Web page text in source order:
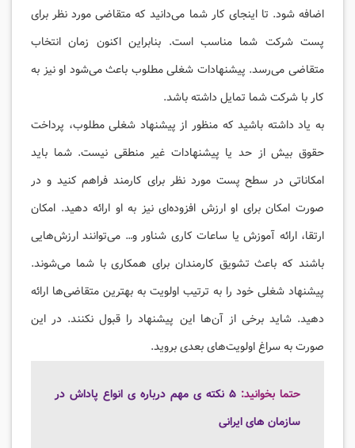
اضافه شود. تا اینجای کار شما می‌دانید که متقاضی مورد نظر‌ برای
پست شرکت شما مناسب است. بنابراین اکنون زمان انتخاب
متقاضی می‌رسد. پیشنهادات شغلی مطلوب باعث می‌شود او نیز به
کار با شرکت شما تمایل داشته باشد.
به یاد داشته باشید که منظور از پیشنهاد شغلی مطلوب، پرداخت
حقوق بیش از حد یا پیشنهادات غیر منطقی نیست. شما باید
امکاناتی در سطح پست مورد نظر برای کارمند فراهم کنید و در
صورت امکان برای او ارزش افزوده‌ای نیز به او ارائه دهید. امکان
ارتقا، ارائه آموزش یا ساعات کاری شناور و… می‌توانند ارزش‌هایی
باشند که باعث تشویق کارمندان برای همکاری با شما می‌شوند.
پیشنهاد شغلی خود را به ترتیب اولویت به بهترین متقاضی‌ها ارائه
دهید. شاید برخی از آن‌ها این پیشنهاد را قبول نکنند. در این
صورت به سراغ اولویت‌های بعدی بروید.
حتما بخوانید:
۵ نکته ی مهم درباره ی انواع پاداش در
سازمان های ایرانی